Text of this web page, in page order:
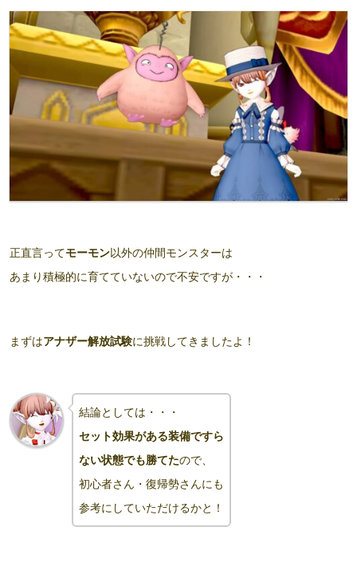
正直言ってモーモン以外の仲間モンスターは
あまり積極的に育てていないので不安ですが・・・
まずはアナザー解放試験に挑戦してきましたよ！
結論としては・・・
セット効果がある装備ですら
ない状態でも勝てたので、
初心者さん・復帰勢さんにも
参考にしていただけるかと！